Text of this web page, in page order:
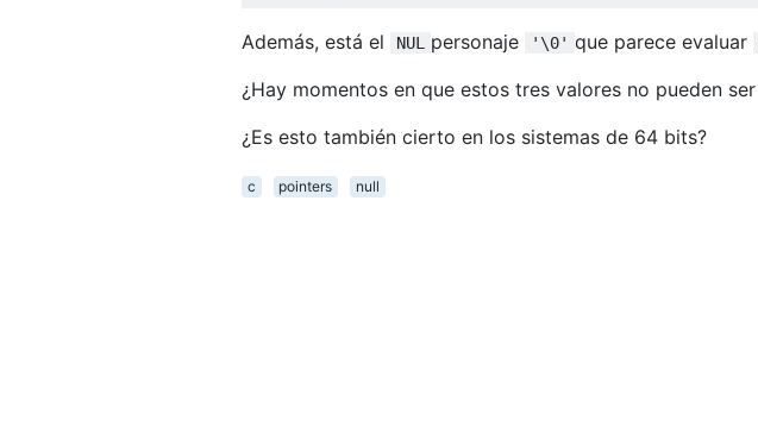
Además, está el NUL personaje '\0' que parece evaluar
¿Hay momentos en que estos tres valores no pueden
¿Es esto también cierto en los sistemas de 64 bits?
c pointers null